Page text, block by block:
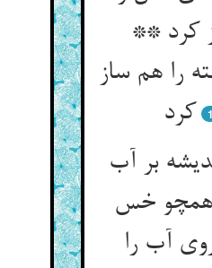
کرد **
را هم ساز
کرد
بر آب
خس
آب را